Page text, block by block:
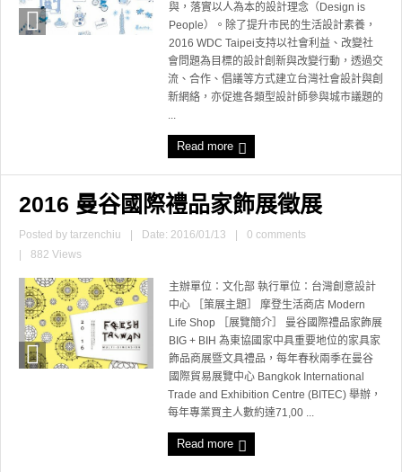
與，落實以人為本的設計理念（Design is
People）。除了提升市民的生活設計素養，
2016 WDC Taipei支持以社會利益、改變社
會問題為目標的設計創新與改變行動，透過交
流、合作、倡議等方式建立台灣社會設計與創
新網絡，亦促進各類型設計師參與城市議題的
...
Read more
2016 曼谷國際禮品家飾展徵展
Posted by tarzenchiu Date: 2016/01/13
0 comments
882 Views
主辦單位：文化部 執行單位：台灣創意設計
中心 ［策展主題］ 摩登生活商店 Modern
Life Shop ［展覽簡介］ 曼谷國際禮品家飾展
BIG + BIH 為東協國家中具重要地位的家具家
飾品商展暨文具禮品，每年春秋兩季在曼谷
國際貿易展覽中心 Bangkok International
Trade and Exhibition Centre (BITEC) 舉辦，
每年專業買主人數約達71,00 ...
Read more